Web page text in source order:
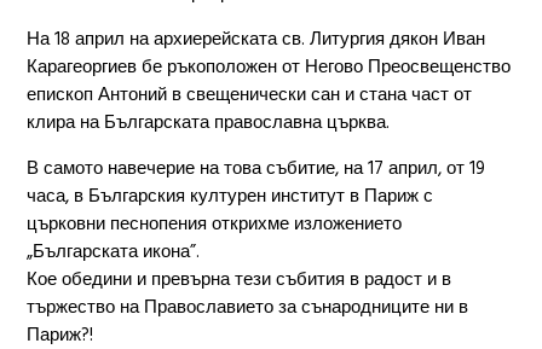
На 18 април на архиерейската св. Литургия дякон Иван
Карагеоргиев бе ръкоположен от Негово Преосвещенство
епископ Антоний в свещенически сан и стана част от
клира на Българската православна църква.
В самото навечерие на това събитие, на 17 април, от 19
часа, в Българския културен институт в Париж с
църковни песнопения открихме изложението
„Българската икона”.
Кое обедини и превърна тези събития в радост и в
тържество на Православието за сънародниците ни в
Париж?!